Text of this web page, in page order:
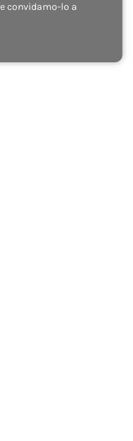
convidamo-lo a